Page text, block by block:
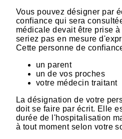
Vous pouvez désigner par
confiance qui sera
médicale devait être prise
seriez pas en mesure
Cette personne de
un parent
un de vos proches
votre médecin traitant
La désignation de votre
doit se faire par écrit. Elle
durée de l'hospitalisation
à tout moment selon votre